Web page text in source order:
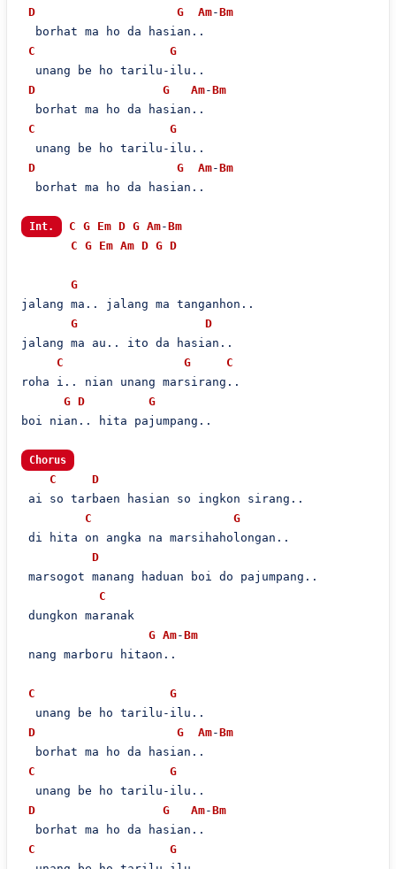
D
G Am-Bm
  borhat ma ho da hasian..
C
G
  unang be ho tarilu-ilu..
D
G Am-Bm
  borhat ma ho da hasian..
C
G
  unang be ho tarilu-ilu..
D
G Am-Bm
  borhat ma ho da hasian..
Int. C G Em D G Am-Bm
C G Em Am D G D
G
jalang ma.. jalang ma tanganhon..
G
D
jalang ma au.. ito da hasian..
C
G
C
roha i.. nian unang marsirang..
G D
G
boi nian.. hita pajumpang..
Chorus
C
D
ai so tarbaen hasian so ingkon sirang..
C
G
di hita on angka na marsihaholongan..
D
marsogot manang haduan boi do pajumpang..
C
dungkon maranak
G Am-Bm
nang marboru hitaon..
C
G
  unang be ho tarilu-ilu..
D
G Am-Bm
  borhat ma ho da hasian..
C
G
  unang be ho tarilu-ilu..
D
G Am-Bm
  borhat ma ho da hasian..
C
G